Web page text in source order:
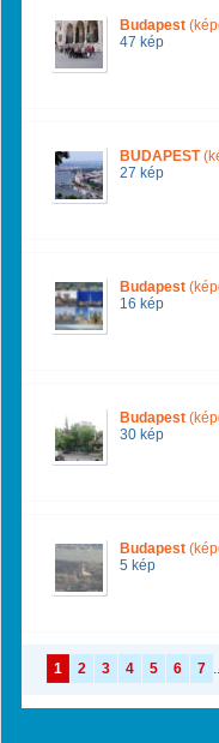
Budapest
47 kép
BUDAPEST
27 kép
Budapest
16 kép
Budapest
30 kép
Budapest
5 kép
1 2 3 4 5 6 7